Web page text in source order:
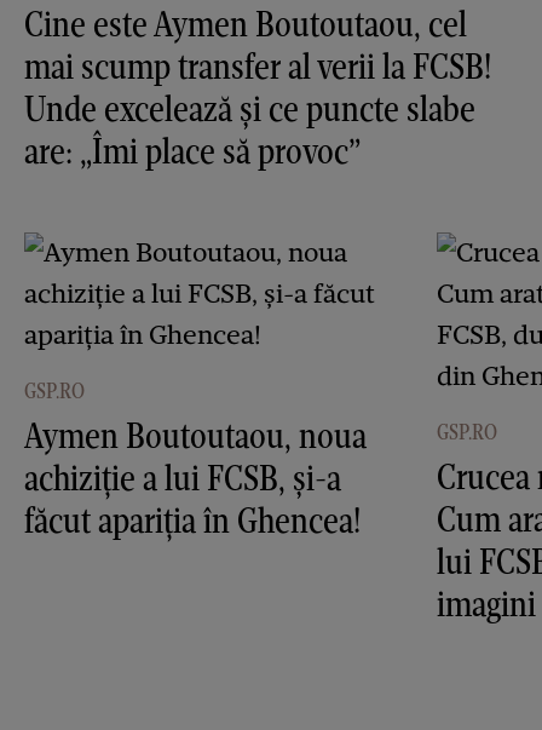
Cine este Aymen Boutoutaou, cel
mai scump transfer al verii la FCSB!
Unde excelează și ce puncte slabe
are: „Îmi place să provoc”
GSP.RO
Aymen Boutoutaou, noua
achiziție a lui FCSB, și-a
făcut apariția în Ghencea!
GSP.RO
Crucea
Cum
lui
imagini